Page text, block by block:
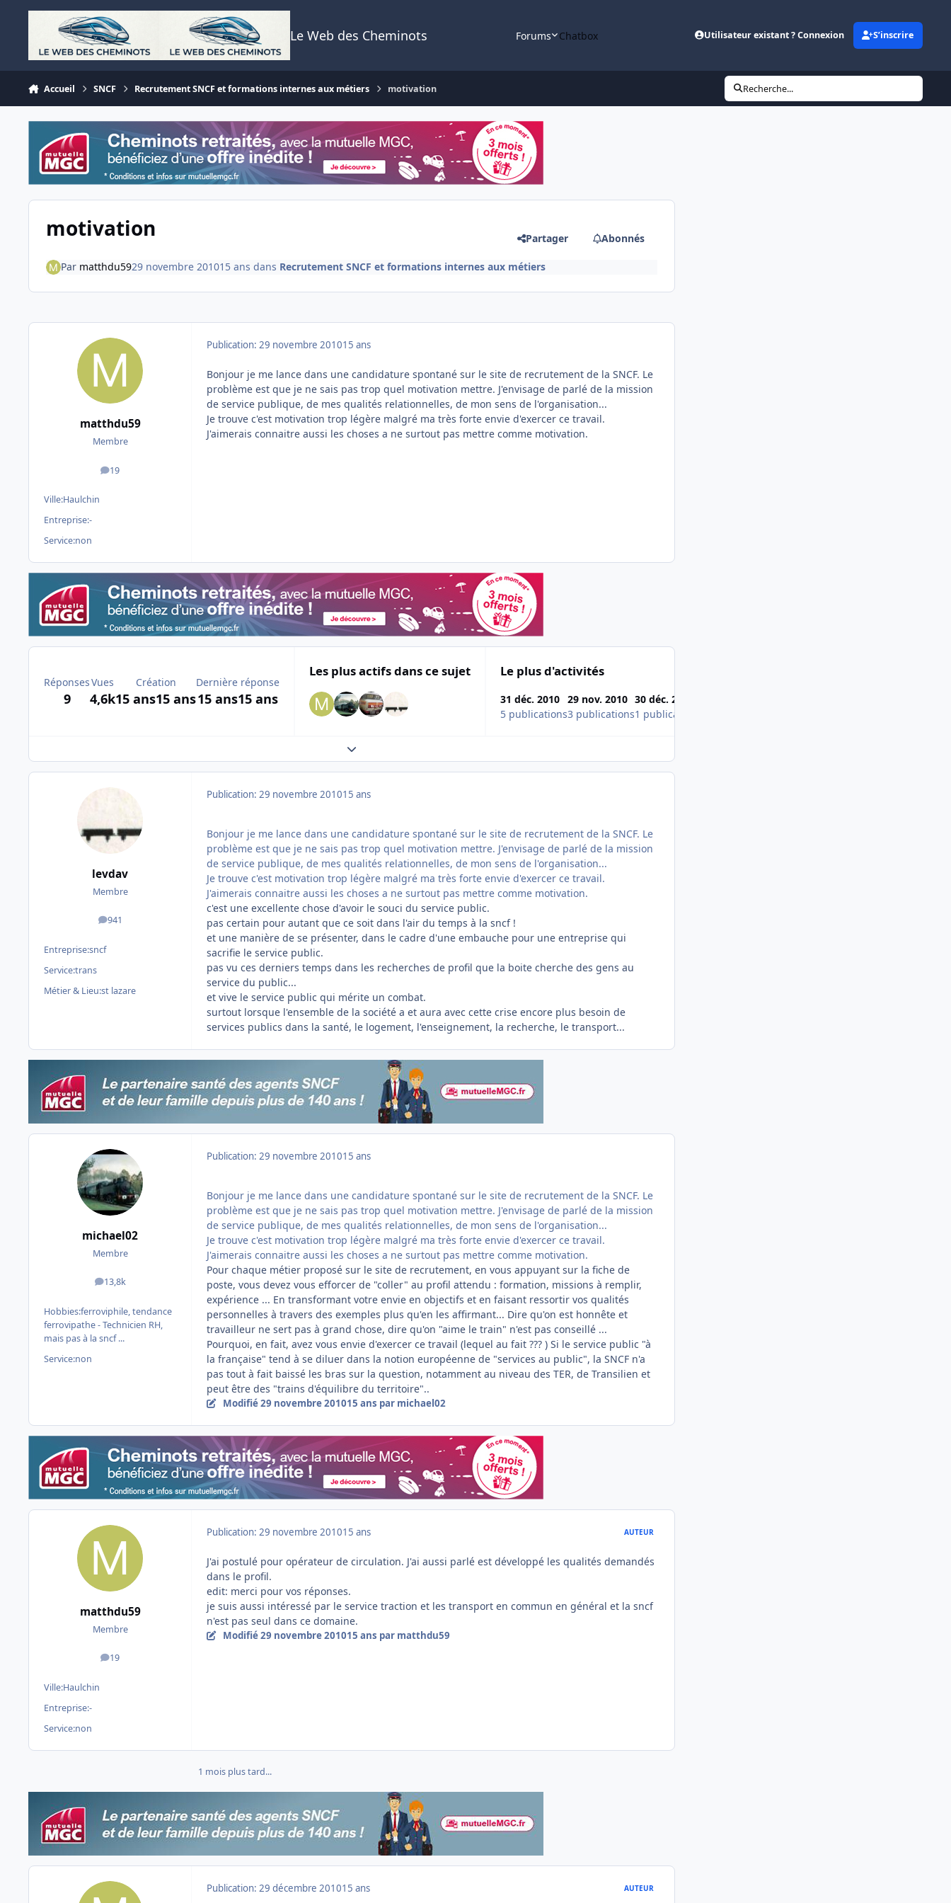
Aller au contenu
Le Web des Cheminots Forums Chatbox Utilisateur existant ? Connexion S’inscrire
Accueil SNCF Recrutement SNCF et formations internes aux métiers motivation Recherche...
motivation Partager Abonnés
Par matthdu5929 novembre 201015 ans dans Recrutement SNCF et formations internes aux métiers
matthdu59
Membre
19
messages
Ville:Haulchin
Entreprise:-
Service:non
Publication: 29 novembre 201015 ans
Bonjour je me lance dans une candidature spontané sur le site de recrutement de la SNCF. Le
problème est que je ne sais pas trop quel motivation mettre. J'envisage de parlé de la mission
de service publique, de mes qualités relationnelles, de mon sens de l'organisation...
Je trouve c'est motivation trop légère malgré ma très forte envie d'exercer ce travail.
J'aimerais connaitre aussi les choses a ne surtout pas mettre comme motivation.
Réponses
9
Vues
4,6k
Création
15 ans15 ans
Dernière réponse
15 ans15 ans
Les plus actifs dans ce sujet Le plus d'activités
31 déc. 2010
5 publications
29 nov. 2010
3 publications
30 déc. 2010
1 publication
Expand topic overview
levdav
Membre
941
messages
Entreprise:sncf
Service:trans
Métier & Lieu:st lazare
Publication: 29 novembre 201015 ans
Bonjour je me lance dans une candidature spontané sur le site de recrutement de la SNCF. Le
problème est que je ne sais pas trop quel motivation mettre. J'envisage de parlé de la mission
de service publique, de mes qualités relationnelles, de mon sens de l'organisation...
Je trouve c'est motivation trop légère malgré ma très forte envie d'exercer ce travail.
J'aimerais connaitre aussi les choses a ne surtout pas mettre comme motivation.
c'est une excellente chose d'avoir le souci du service public.
pas certain pour autant que ce soit dans l'air du temps à la sncf !
et une manière de se présenter, dans le cadre d'une embauche pour une entreprise qui
sacrifie le service public.
pas vu ces derniers temps dans les recherches de profil que la boite cherche des gens au
service du public...
et vive le service public qui mérite un combat.
surtout lorsque l'ensemble de la société a et aura avec cette crise encore plus besoin de
services publics dans la santé, le logement, l'enseignement, la recherche, le transport...
michael02
Membre
13,8k
messages
Hobbies:ferroviphile, tendance
ferrovipathe - Technicien RH,
mais pas à la sncf ...
Service:non
Publication: 29 novembre 201015 ans
Bonjour je me lance dans une candidature spontané sur le site de recrutement de la SNCF. Le
problème est que je ne sais pas trop quel motivation mettre. J'envisage de parlé de la mission
de service publique, de mes qualités relationnelles, de mon sens de l'organisation...
Je trouve c'est motivation trop légère malgré ma très forte envie d'exercer ce travail.
J'aimerais connaitre aussi les choses a ne surtout pas mettre comme motivation.
Pour chaque métier proposé sur le site de recrutement, en vous appuyant sur la fiche de
poste, vous devez vous efforcer de "coller" au profil attendu : formation, missions à remplir,
expérience ... En transformant votre envie en objectifs et en faisant ressortir vos qualités
personnelles à travers des exemples plus qu'en les affirmant... Dire qu'on est honnête et
travailleur ne sert pas à grand chose, dire qu'on "aime le train" n'est pas conseillé ...
Pourquoi, en fait, avez vous envie d'exercer ce travail (lequel au fait ??? ) Si le service public "à
la française" tend à se diluer dans la notion européenne de "services au public", la SNCF n'a
pas tout à fait baissé les bras sur la question, notamment au niveau des TER, de Transilien et
peut être des "trains d'équilibre du territoire"..
Modifié29 novembre 201015 ans par michael02
matthdu59
Membre
19
messages
Ville:Haulchin
Entreprise:-
Service:non
Publication: 29 novembre 201015 ans AUTEUR
J'ai postulé pour opérateur de circulation. J'ai aussi parlé est développé les qualités demandés
dans le profil.
edit: merci pour vos réponses.
je suis aussi intéressé par le service traction et les transport en commun en général et la sncf
n'est pas seul dans ce domaine.
Modifié29 novembre 201015 ans par matthdu59
1 mois plus tard...
Publication: 29 décembre 201015 ans AUTEUR